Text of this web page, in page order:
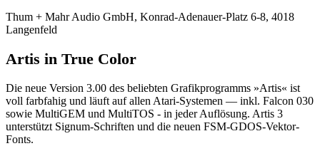
Thum + Mahr Audio GmbH, Konrad-Adenauer-Platz 6-8, 4018
Langenfeld
Artis in True Color
Die neue Version 3.00 des beliebten Grafikprogramms »Artis« ist
voll farbfahig und läuft auf allen Atari-Systemen — inkl. Falcon 030
sowie MultiGEM und MultiTOS - in jeder Auflösung. Artis 3
unterstützt Signum-Schriften und die neuen FSM-GDOS-Vektor-
Fonts.